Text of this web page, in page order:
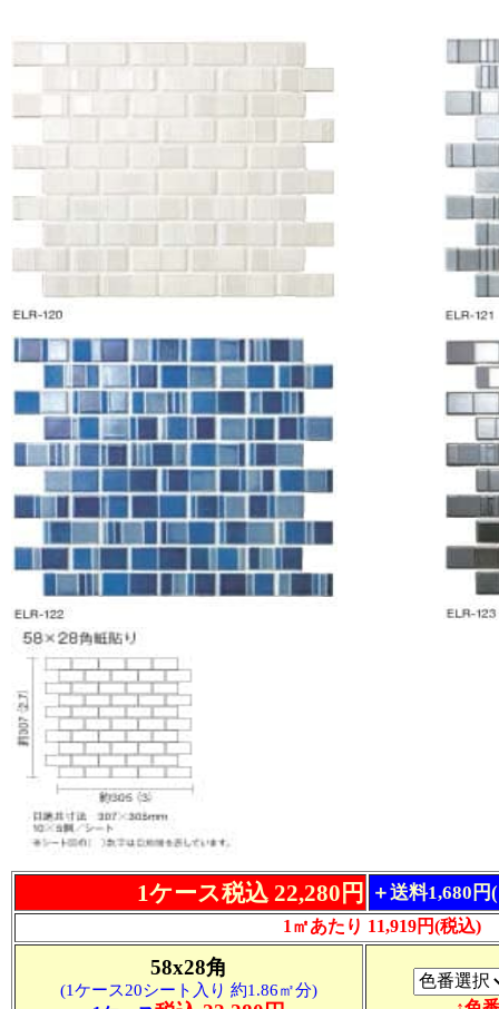
1ケース税込 22,280円 ＋送料1,680
1㎡あたり 11,919円(税込)
58x28角
(1ケース20シート入り 約1.86㎡分)